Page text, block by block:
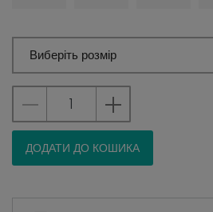
Виберіть розмір
ДОДАТИ ДО КОШИКА